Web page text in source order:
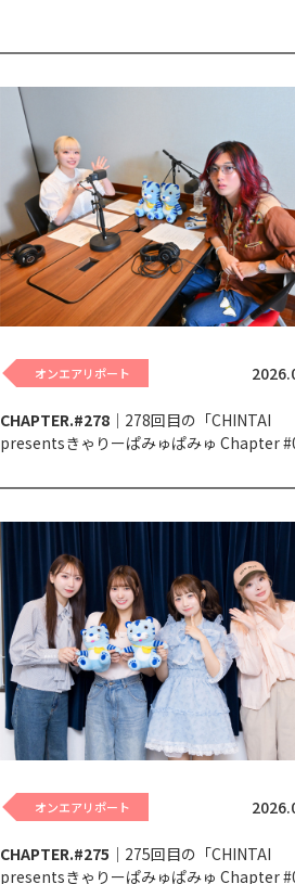
オンエアリポート
CHAPTER.#278 ｜278回目の「CHINTAI
presentsきゃりーぱみゅぱみゅ Chapter
オンエアリポート
CHAPTER.#275 ｜275回目の「CHINTAI
presentsきゃりーぱみゅぱみゅ Chapter